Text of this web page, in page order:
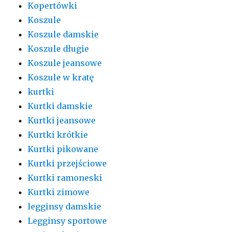
Kopertówki
Koszule
Koszule damskie
Koszule długie
Koszule jeansowe
Koszule w kratę
kurtki
Kurtki damskie
Kurtki jeansowe
Kurtki krótkie
Kurtki pikowane
Kurtki przejściowe
Kurtki ramoneski
Kurtki zimowe
legginsy damskie
Legginsy sportowe